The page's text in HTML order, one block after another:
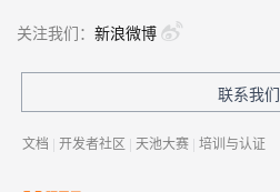
关注我们： 新浪微博
联系我们
文档 | 开发者社区 | 天池大赛 | 培训与认证